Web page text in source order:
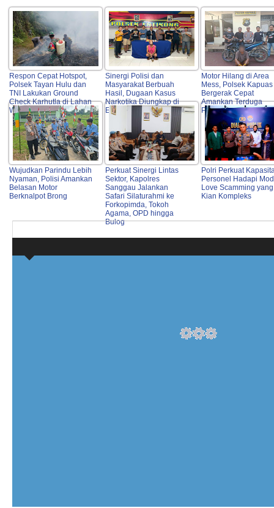
Respon Cepat Hotspot,
Polsek Tayan Hulu dan
TNI Lakukan Ground
Check Karhutla di Lahan
Warga
Sinergi Polisi dan
Masyarakat Berbuah
Hasil, Dugaan Kasus
Narkotika Diungkap di
Entikong
Motor Hilang di Area
Mess, Polsek Kapuas
Bergerak Cepat
Amankan Terduga
Pelaku
Wujudkan Parindu Lebih
Nyaman, Polisi Amankan
Belasan Motor
Berknalpot Brong
Perkuat Sinergi Lintas
Sektor, Kapolres
Sanggau Jalankan
Safari Silaturahmi ke
Forkopimda, Tokoh
Agama, OPD hingga
Bulog
Polri Perkuat
Personel Hadapi
Love Scamming yang
Kian Kompleks